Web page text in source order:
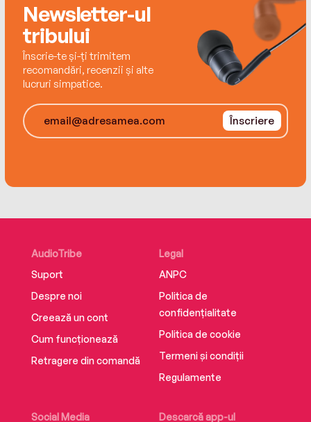
Newsletter-ul
tribului
Înscrie-te și-ți trimitem
recomandări, recenzii și alte
lucruri simpatice.
Înscriere
AudioTribe
Suport
Despre noi
Creează un cont
Cum funcționează
Retragere din comandă
Social Media
Descarcă app-ul
Legal
ANPC
Politica de
confidențialitate
Politica de cookie
Termeni și condiții
Regulamente